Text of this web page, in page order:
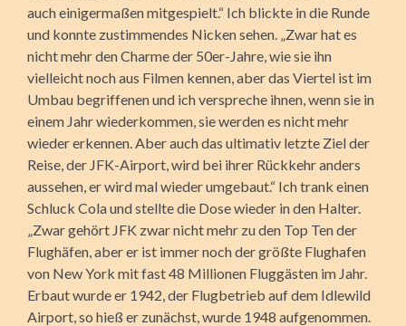
auch einigermaßen mitgespielt.“ Ich blickte in die Runde
und konnte zustimmendes Nicken sehen. „Zwar hat es
nicht mehr den Charme der 50er-Jahre, wie sie ihn
vielleicht noch aus Filmen kennen, aber das Viertel ist im
Umbau begriffenen und ich verspreche ihnen, wenn sie in
einem Jahr wiederkommen, sie werden es nicht mehr
wieder erkennen. Aber auch das ultimativ letzte Ziel der
Reise, der JFK-Airport, wird bei ihrer Rückkehr anders
aussehen, er wird mal wieder umgebaut.“ Ich trank einen
Schluck Cola und stellte die Dose wieder in den Halter.
„Zwar gehört JFK zwar nicht mehr zu den Top Ten der
Flughäfen, aber er ist immer noch der größte Flughafen
von New York mit fast 48 Millionen Fluggästen im Jahr.
Erbaut wurde er 1942, der Flugbetrieb auf dem Idlewild
Airport, so hieß er zunächst, wurde 1948 aufgenommen.